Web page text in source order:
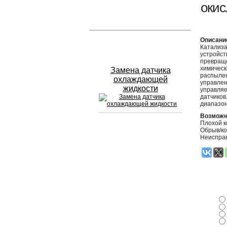
Замена датчика
охлаждающей
жидкости
Плохой
Обрыв/